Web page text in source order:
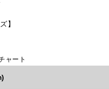
】
ャート